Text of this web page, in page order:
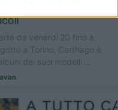
da venerdi 20 fino a
a Torino, Carthago è
dei suoi modelli ...